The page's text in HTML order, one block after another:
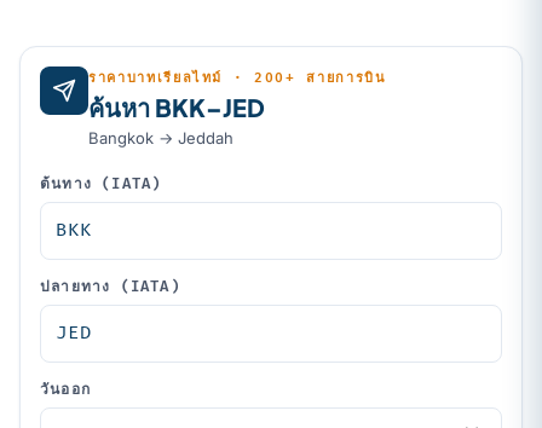
ราคาบาทเรียลไทม์ · 200+ สายการบิน
ค้นหา BKK–JED
Bangkok → Jeddah
ต้นทาง (IATA)
ปลายทาง (IATA)
วันออก